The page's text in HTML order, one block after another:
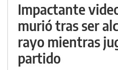
Impactante
murió tras ser
rayo mientras
partido